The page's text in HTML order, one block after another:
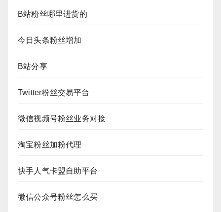
B站粉丝哪里进货的
今日头条粉丝增加
B站分享
Twitter粉丝交易平台
微信视频号粉丝业务对接
淘宝粉丝加粉代理
快手人气卡盟自助平台
微信公众号粉丝怎么买